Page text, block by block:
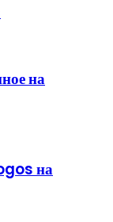
на
на